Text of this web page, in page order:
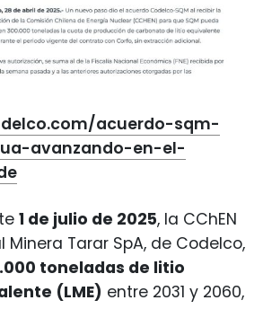
acuerdo-sqm-
avanzando-en-el-
1 de julio de 2025, la CChEN
Tarar SpA, de Codelco,
toneladas de litio
(LME) entre 2031 y 2060,